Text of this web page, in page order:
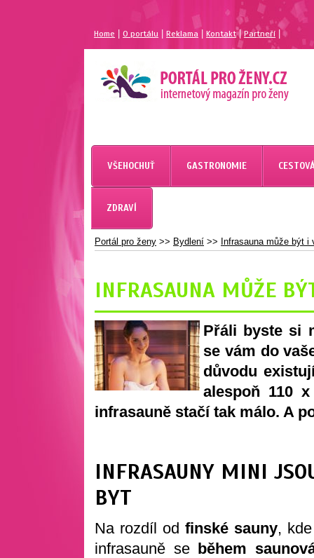
Home |O portálu Reklama Kontakt| Partneří
MAGAZÍN PRO ŽENY
PORTÁL PRO ŽENY.CZ
VŠEHOCHUŤ GASTRONOMIE
ZDRAVÍ
Portál pro ženy >> Bydlení >> Infrasauna může být i
INFRASAUNA MŮŽE
Přáli byste si
se vám do
důvodu
alespoň 110
infrasauně stačí tak málo. A
INFRASAUNY MINI
BYT
Na rozdíl odfinské sauny,
infrasauně se během